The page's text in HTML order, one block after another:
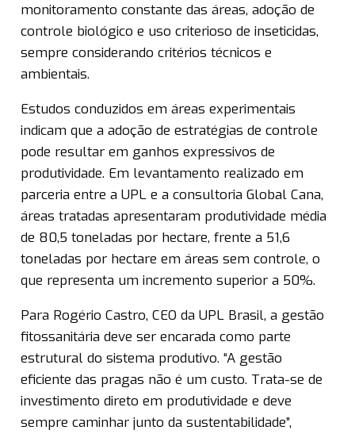
monitoramento constante das áreas, adoção de
controle biológico e uso criterioso de inseticidas,
sempre considerando critérios técnicos e
ambientais.
Estudos conduzidos em áreas experimentais
indicam que a adoção de estratégias de controle
pode resultar em ganhos expressivos de
produtividade. Em levantamento realizado em
parceria entre a UPL e a consultoria Global Cana,
áreas tratadas apresentaram produtividade média
de 80,5 toneladas por hectare, frente a 51,6
toneladas por hectare em áreas sem controle, o
que representa um incremento superior a 50%.
Para Rogério Castro, CEO da UPL Brasil, a gestão
fitossanitária deve ser encarada como parte
estrutural do sistema produtivo. “A gestão
eficiente das pragas não é um custo. Trata-se de
investimento direto em produtividade e deve
sempre caminhar junto da sustentabilidade”,